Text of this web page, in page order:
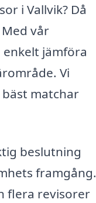
i Vallvik? Då
vår
jämföra
Vi
matchar
beslutning
framgång.
flera revisorer